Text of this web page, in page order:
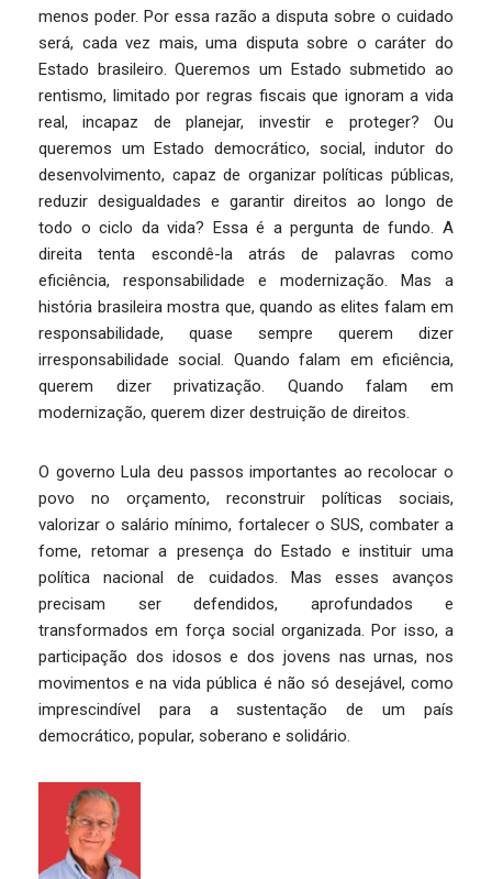
menos poder. Por essa razão a disputa sobre o cuidado
será, cada vez mais, uma disputa sobre o caráter do
Estado brasileiro. Queremos um Estado submetido ao
rentismo, limitado por regras fiscais que ignoram a vida
real, incapaz de planejar, investir e proteger? Ou
queremos um Estado democrático, social, indutor do
desenvolvimento, capaz de organizar políticas públicas,
reduzir desigualdades e garantir direitos ao longo de
todo o ciclo da vida? Essa é a pergunta de fundo. A
direita tenta escondê-la atrás de palavras como
eficiência, responsabilidade e modernização. Mas a
história brasileira mostra que, quando as elites falam em
responsabilidade, quase sempre querem dizer
irresponsabilidade social. Quando falam em eficiência,
querem dizer privatização. Quando falam em
modernização, querem dizer destruição de direitos.
O governo Lula deu passos importantes ao recolocar o
povo no orçamento, reconstruir políticas sociais,
valorizar o salário mínimo, fortalecer o SUS, combater a
fome, retomar a presença do Estado e instituir uma
política nacional de cuidados. Mas esses avanços
precisam ser defendidos, aprofundados e
transformados em força social organizada. Por isso, a
participação dos idosos e dos jovens nas urnas, nos
movimentos e na vida pública é não só desejável, como
imprescindível para a sustentação de um país
democrático, popular, soberano e solidário.